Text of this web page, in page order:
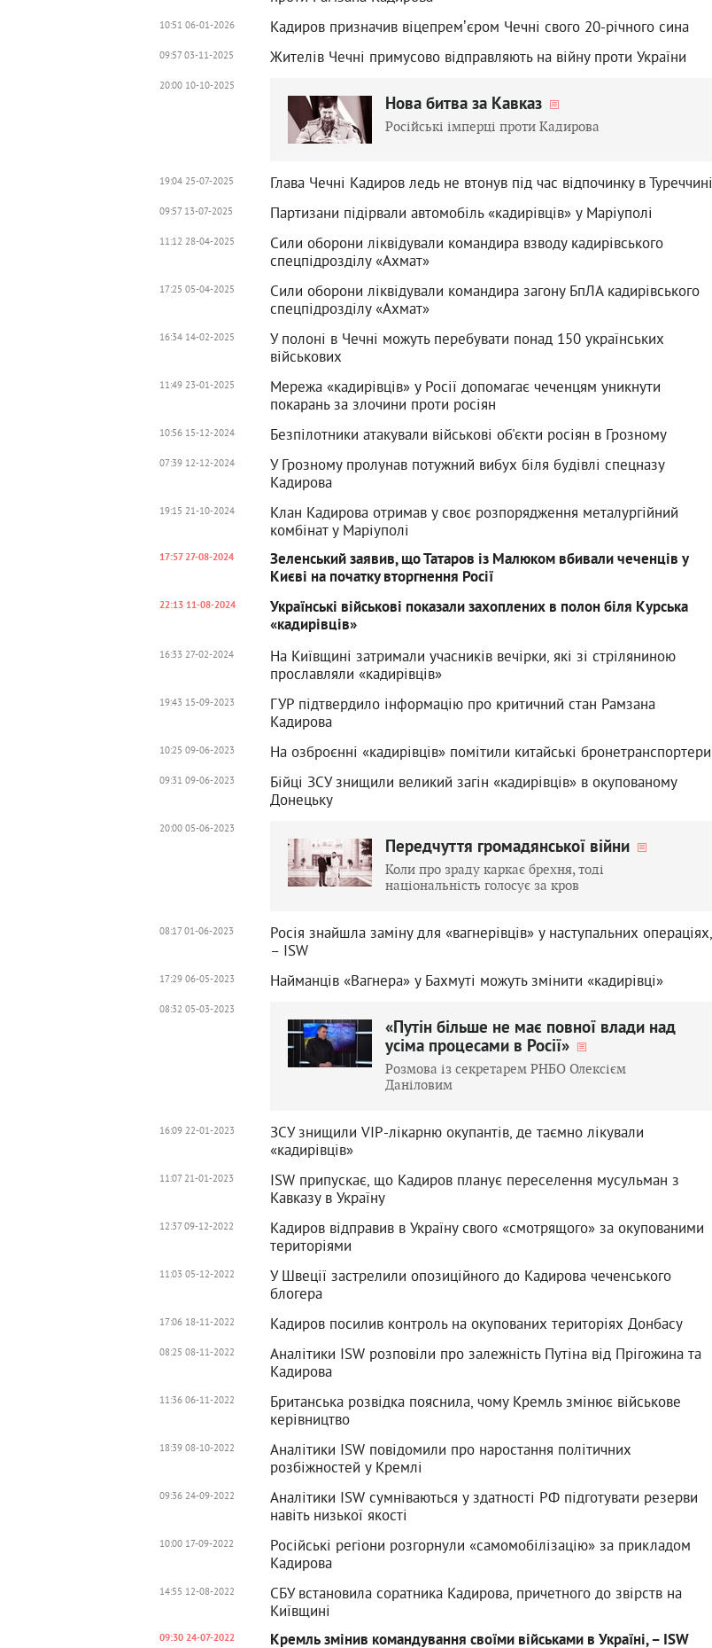
10:51 06-01-2026 Кадиров призначив віцепремʼєром Чечні свого 20-річного сина
09:57 03-11-2025 Жителів Чечні примусово відправляють на війну проти України
20:00 10-10-2025
Нова битва за Кавказ
Російські імперці проти Кадирова
19:04 25-07-2025 Глава Чечні Кадиров ледь не втонув під час відпочинку в Туреччині
09:57 13-07-2025 Партизани підірвали автомобіль «кадирівців» у Маріуполі
11:12 28-04-2025
Сили оборони ліквідували командира взводу кадирівського
спецпідрозділу «Ахмат»
17:25 05-04-2025
Сили оборони ліквідували командира загону БпЛА кадирівського
спецпідрозділу «Ахмат»
16:34 14-02-2025
У полоні в Чечні можуть перебувати понад 150 українських
військових
11:49 23-01-2025
Мережа «кадирівців» у Росії допомагає чеченцям уникнути
покарань за злочини проти росіян
10:56 15-12-2024 Безпілотники атакували військові об'єкти росіян в Грозному
07:39 12-12-2024
У Грозному пролунав потужний вибух біля будівлі спецназу
Кадирова
19:15 21-10-2024
Клан Кадирова отримав у своє розпорядження металургійний
комбінат у Маріуполі
17:57 27-08-2024
Зеленський заявив, що Татаров із Малюком вбивали чеченців у
Києві на початку вторгнення Росії
22:13 11-08-2024
Українські військові показали захоплених в полон біля Курська
«кадирівців»
16:33 27-02-2024
На Київщині затримали учасників вечірки, які зі стріляниною
прославляли «кадирівців»
19:43 15-09-2023
ГУР підтвердило інформацію про критичний стан Рамзана
Кадирова
10:25 09-06-2023 На озброєнні «кадирівців» помітили китайські бронетранспортери
09:31 09-06-2023
Бійці ЗСУ знищили великий загін «кадирівців» в окупованому
Донецьку
20:00 05-06-2023
Передчуття громадянської війни
Коли про зраду каркає брехня, тоді
національність голосує за кров
08:17 01-06-2023
Росія знайшла заміну для «вагнерівців» у наступальних операціях,
– ISW
17:29 06-05-2023 Найманців «Вагнера» у Бахмуті можуть змінити «кадирівці»
08:32 05-03-2023
«Путін більше не має повної влади над
усіма процесами в Росії»
Розмова із секретарем РНБО Олексієм
Даніловим
16:09 22-01-2023
ЗСУ знищили VIP-лікарню окупантів, де таємно лікували
«кадирівців»
11:07 21-01-2023
ISW припускає, що Кадиров планує переселення мусульман з
Кавказу в Україну
12:37 09-12-2022
Кадиров відправив в Україну свого «смотрящого» за окупованими
територіями
11:03 05-12-2022
У Швеції застрелили опозиційного до Кадирова чеченського
блогера
17:06 18-11-2022 Кадиров посилив контроль на окупованих територіях Донбасу
08:25 08-11-2022
Аналітики ISW розповіли про залежність Путіна від Прігожина та
Кадирова
11:36 06-11-2022
Британська розвідка пояснила, чому Кремль змінює військове
керівництво
18:39 08-10-2022
Аналітики ISW повідомили про наростання політичних
розбіжностей у Кремлі
09:36 24-09-2022
Аналітики ISW сумніваються у здатності РФ підготувати резерви
навіть низької якості
10:00 17-09-2022
Російські регіони розгорнули «самомобілізацію» за прикладом
Кадирова
14:55 12-08-2022
СБУ встановила соратника Кадирова, причетного до звірств на
Київщині
09:30 24-07-2022 Кремль змінив командування своїми військами в Україні, – ISW